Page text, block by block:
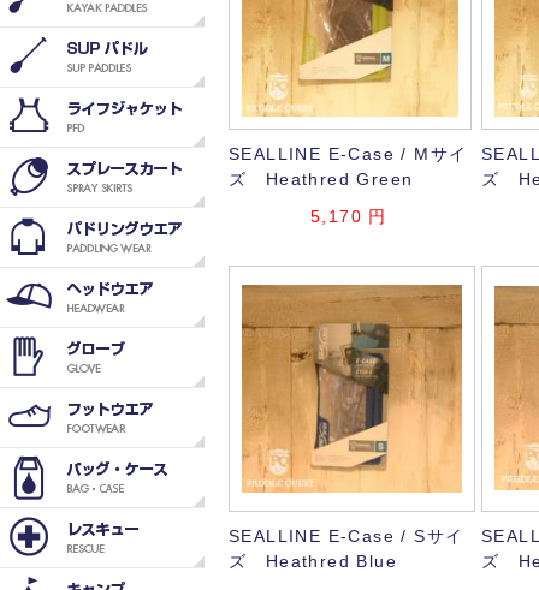
SEALLINE E-Case / Mサイ
ズ Heathred Green
5,170 円
ズ
SEALLINE E-Case / Sサイ
ズ Heathred Blue
ズ